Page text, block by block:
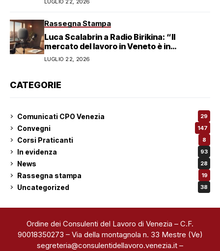
LUGLIO 22, 2026
Rassegna Stampa
Luca Scalabrin a Radio Birikina: “Il
mercato del lavoro in Veneto è in
trasformazione”
LUGLIO 22, 2026
CATEGORIE
Comunicati CPO Venezia 29
Convegni 147
Corsi Praticanti 8
In evidenza 93
News 28
Rassegna stampa 19
Uncategorized 38
Ordine dei Consulenti del Lavoro di Venezia – C.F.
90018350273 – Via della montagnola n. 33 Mestre (Ve)
segreteria@consulentidellavoro.venezia.it –